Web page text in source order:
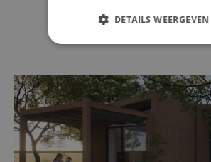
DETAILS WEERGEVEN